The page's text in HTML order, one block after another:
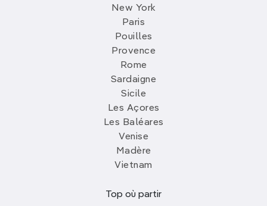
New York
Paris
Pouilles
Provence
Rome
Sardaigne
Sicile
Les Açores
Les Baléares
Venise
Madère
Vietnam
Top où partir